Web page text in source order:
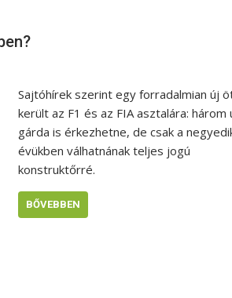
Sajtóhírek szerint egy forradalmian új
került az F1 és az FIA asztalára: három
gárda is érkezhetne, de csak a
évükben válhatnának teljes jogú
konstruktőrré.
BŐVEBBEN